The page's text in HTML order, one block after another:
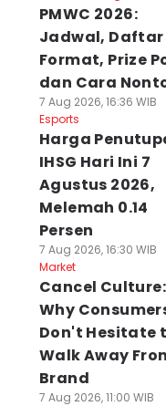
PMWC 2026:
Jadwal, Daftar
Format, Prize
dan Cara
7 Aug 2026, 16:36 WIB
Esports
Harga
IHSG Hari Ini 7
Agustus 2026,
Melemah 0.14
Persen
7 Aug 2026, 16:30 WIB
Market
Cancel Culture:
Why
Don't Hesitate
Walk Away
Brand
7 Aug 2026, 11:00 WIB